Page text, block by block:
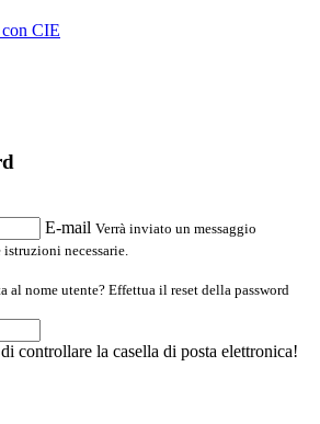
CIE
E-mail Verrà inviato un messaggio
necessarie.
al nome utente? Effettua il reset della password
controllare la casella di posta elettronica!